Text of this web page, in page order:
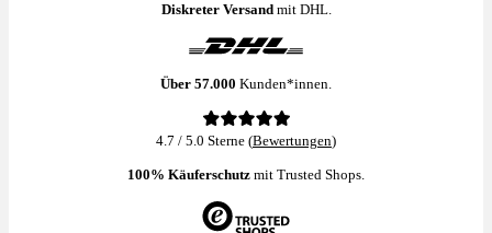
Diskreter Versandmit DHL.
Über 57.000 Kunden*innen.
4.7 / 5.0 Sterne (Bewertungen)
100% Käuferschutz mit Trusted Shops.